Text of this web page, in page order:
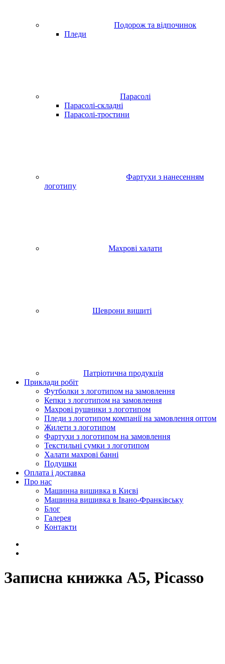
Подорож та відпочинок
Пледи
Парасолі
Парасолі-складні
Парасолі-тростини
Фартухи з нанесенням
логотипу
Махрові халати
Шеврони вишиті
Патріотична продукція
Приклади робіт
Футболки з логотипом на замовлення
Кепки з логотипом на замовлення
Махрові рушники з логотипом
Пледи з логотипом компанії на замовлення оптом
Жилети з логотипом
Фартухи з логотипом на замовлення
Текстильні сумки з логотипом
Халати махрові банні
Подушки
Оплата і доставка
Про нас
Машинна вишивка в Києві
Машинна вишивка в Івано-Франківську
Блог
Галерея
Контакти
Записна книжка А5, Picasso